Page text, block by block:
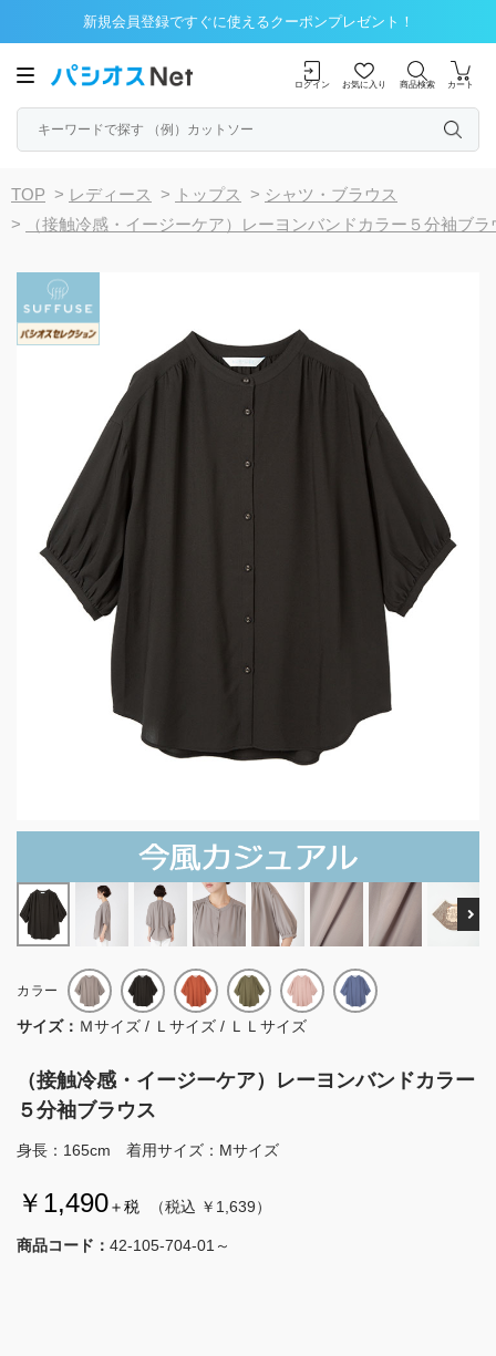
新規会員登録ですぐに使えるクーポンプレゼント！
ログイン お気に入り 商品検索 カート
TOP > レディース > トップス > シャツ・ブラウス
>
（接触冷感・イージーケア）レーヨンバンドカラー５分袖ブラ
（接触冷感・イージーケア）レーヨンバンドカラー
５分袖ブラウス
身長：165cm 着用サイズ：Mサイズ
￥1,490＋税 （税込 ￥1,639）
商品コード： 42-105-704-01～
カラー
サイズ： Ｍサイズ / Ｌサイズ / ＬＬサイズ